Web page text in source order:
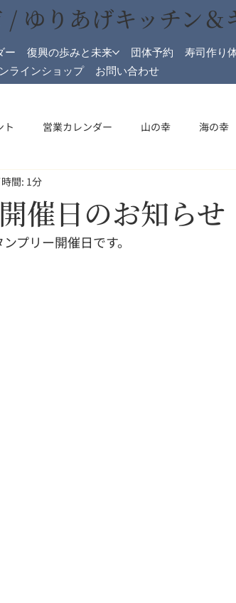
ー 復興の歩みと未来 団体予約
寿司作り
ラインショップ
お問い合わせ
/ ゆりあげキッチン＆
ト 営業カレンダー 山の幸 海の幸
館 メイプル館情報
催日のお知らせ
間: 1分
プリー開催日です。